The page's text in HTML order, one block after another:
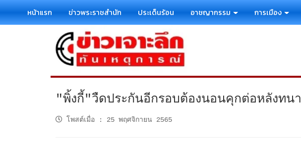
หน้าแรก ข่าวพระราชสำนัก ประเด็นร้อน อาชญากรรม การเมือง
"พิ้งกี้"วืดประกันอีกรอบต้องนอนคุกต่อหลังทน
โพสต์เมื่อ : 25 พฤศจิกายน 2565